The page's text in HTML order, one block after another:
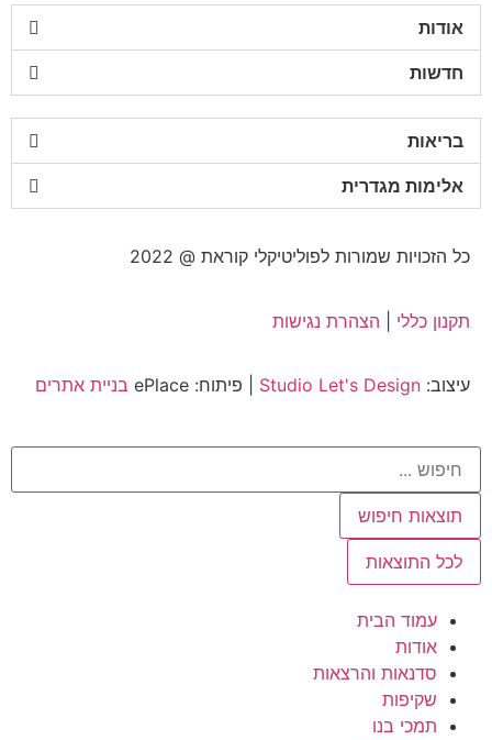
אודות
חדשות
בריאות
אלימות מגדרית
כל הזכויות שמורות לפוליטיקלי קוראת @ 2022
תקנון כללי| הצהרת נגישות
עיצוב:Studio Let's Design| פיתוח: ePlace בניית אתרים
תוצאות חיפוש
לכל התוצאות
עמוד הבית
אודות
סדנאות והרצאות
שקיפות
תמכי בנו